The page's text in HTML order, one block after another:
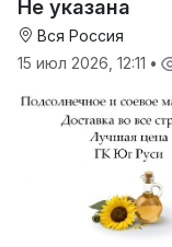
корма
Не указана
Вся Россия
15 июл 2026, 12:11 •